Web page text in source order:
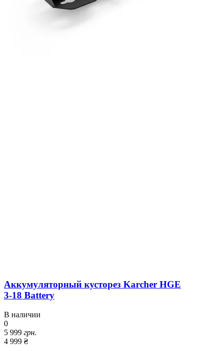
Аккумуляторный кусторез Karcher HGE
3-18 Battery
В наличии
0
5 999 грн.
4 999 ₴